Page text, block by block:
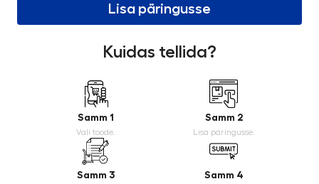
Lisa päringusse
Kuidas tellida?
Samm 1
Vali toode.
Samm 2
Lisa päringusse.
Samm 3 Samm 4